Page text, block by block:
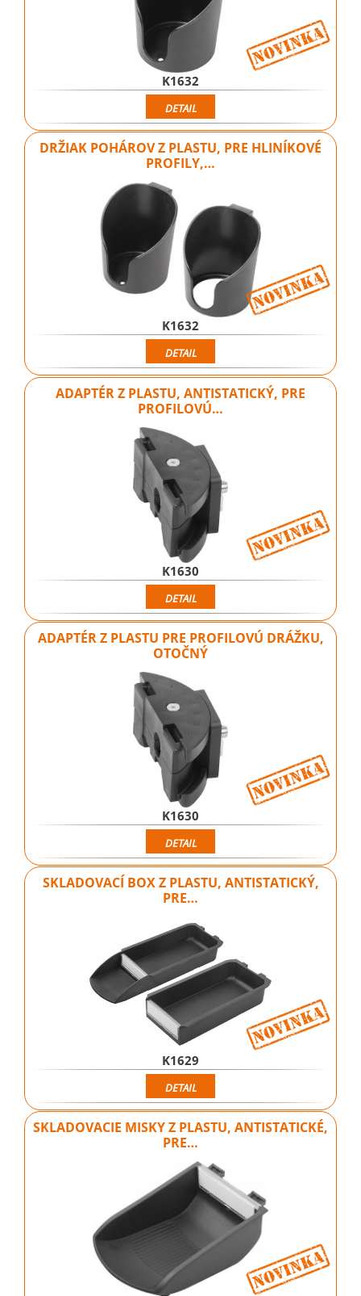
K1632
DETAIL
DRŽIAK POHÁROV Z PLASTU, PRE HLINÍKOVÉ
PROFILY,…
K1632
DETAIL
ADAPTÉR Z PLASTU, ANTISTATICKÝ, PRE
PROFILOVÚ…
K1630
DETAIL
ADAPTÉR Z PLASTU PRE PROFILOVÚ DRÁŽKU,
OTOČNÝ
K1630
DETAIL
SKLADOVACÍ BOX Z PLASTU, ANTISTATICKÝ,
PRE…
K1629
DETAIL
SKLADOVACIE MISKY Z PLASTU, ANTISTATICKÉ,
PRE…